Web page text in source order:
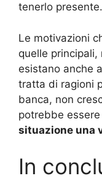
tenerlo presente.
Le motivazioni
quelle
esistano anche
tratta di ragioni
banca, non
potrebbe
situazione una
In